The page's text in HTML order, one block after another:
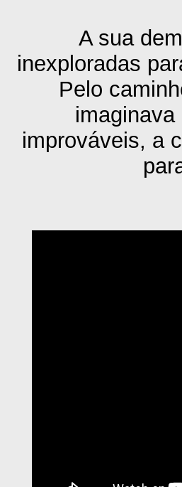
A sua
inexploradas
Pelo
improváveis, a